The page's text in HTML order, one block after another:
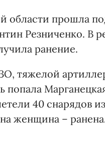
области прошла
Резниченко. В
ранение.
тяжелой
40 снарядов
женщина –